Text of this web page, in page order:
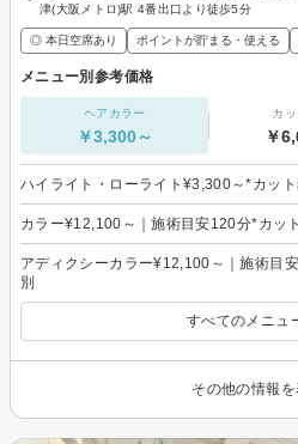
津(大阪メトロ)駅 4番出口より徒歩5分
◎ 本日空席あり ポイントが貯まる・使える
メニュー別参考価格
ヘアカラー
￥3,300～
カ
￥
ハイライト・ローライト¥3,300～*カッ
カラー¥12,100～｜施術目安120分*カッ
アディクシーカラー¥12,100～｜施術目
別
すべてのメニュ
その他の情報を